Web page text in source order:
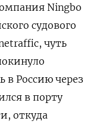
Ningbo
судового
чуть
в Россию через
в порту
откуда